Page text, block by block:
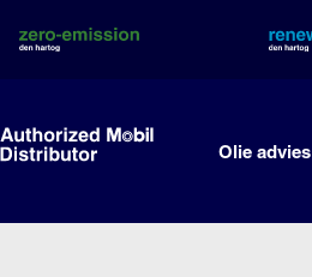
Olie advies